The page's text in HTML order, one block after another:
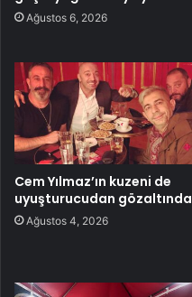
Ağustos 6, 2026
Cem Yılmaz’ın kuzeni de
uyuşturucudan gözaltında
Ağustos 4, 2026